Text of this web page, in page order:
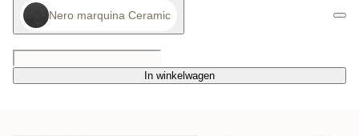
Nero marquina Ceramic
In winkelwagen
In winkelwagen